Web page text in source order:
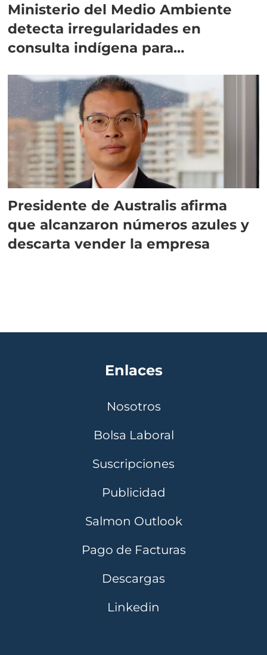
Ministerio del Medio Ambiente
detecta irregularidades en
consulta indígena para
Presidente de Australis afirma
que alcanzaron números azules y
descarta vender la empresa
Enlaces
Nosotros
Bolsa Laboral
Suscripciones
Publicidad
Salmon Outlook
Pago de Facturas
Descargas
Linkedin